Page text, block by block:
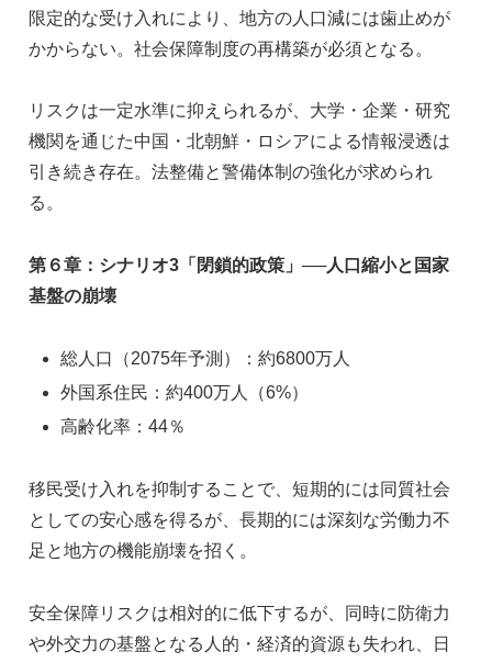
限定的な受け入れにより、地方の人口減には歯止めが
かからない。社会保障制度の再構築が必須となる。
リスクは一定水準に抑えられるが、大学・企業・研究
機関を通じた中国・北朝鮮・ロシアによる情報浸透は
引き続き存在。法整備と警備体制の強化が求められ
る。
第６章：シナリオ3「閉鎖的政策」──人口縮小と国家
基盤の崩壊
総人口（2075年予測）：約6800万人
外国系住民：約400万人（6%）
高齢化率：44％
移民受け入れを抑制することで、短期的には同質社会
としての安心感を得るが、長期的には深刻な労働力不
足と地方の機能崩壊を招く。
安全保障リスクは相対的に低下するが、同時に防衛力
や外交力の基盤となる人的・経済的資源も失われ、日